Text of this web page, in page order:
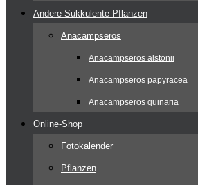
Andere Sukkulente Pflanzen
Anacampseros
Anacampseros alstonii
Anacampseros papyracea
Anacampseros quinaria
Online-Shop
Fotokalender
Pflanzen